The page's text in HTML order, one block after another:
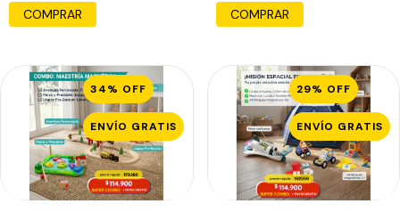
34% OFF
ENVÍO GRATIS
29% OFF
ENVÍO GRATIS